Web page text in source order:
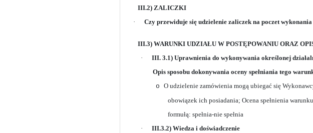
III.2) ZALICZKI
·
Czy przewiduje się udzielenie zaliczek na poczet
III.3) WARUNKI UDZIAŁU W POSTĘPOWANIU ORAZ
·
III. 3.1) Uprawnienia do wykonywania określonej
Opis sposobu dokonywania oceny spełniania tego
o O udzielenie zamówienia mogą ubiegać się
obowiązek ich posiadania; Ocena spełnienia
formułą: spełnia-nie spełnia
·
III.3.2) Wiedza i doświadczenie